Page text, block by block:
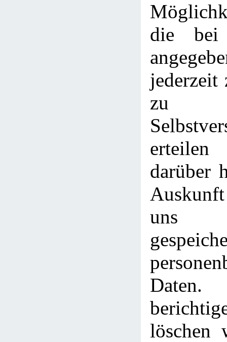
die bei
jederzeit
zu
darüber
uns
löschen